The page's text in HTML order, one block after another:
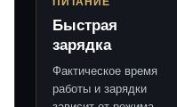
Быстрая
зарядка
Фактическое время
работы и зарядки